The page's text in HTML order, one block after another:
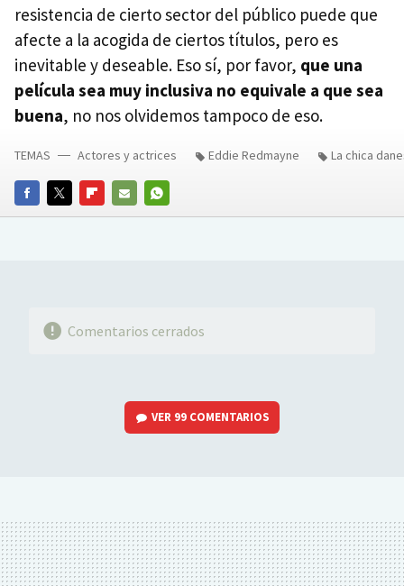
resistencia de cierto sector del público puede que
afecte a la acogida de ciertos títulos, pero es
inevitable y deseable. Eso sí, por favor, que una
película sea muy inclusiva no equivale a que sea
buena, no nos olvidemos tampoco de eso.
FACEBOOKTWITTERFLIPBOARD
E-
WHATSAPP
TEMAS Actores y actrices Eddie Redmayne La chica
Comentarios cerrados
VER 99 COMENTARIOS